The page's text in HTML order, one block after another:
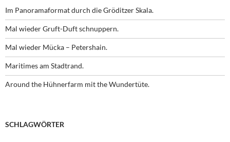
Im Panoramaformat durch die Gröditzer Skala.
Mal wieder Gruft-Duft schnuppern.
Mal wieder Mücka – Petershain.
Maritimes am Stadtrand.
Around the Hühnerfarm mit the Wundertüte.
SCHLAGWÖRTER